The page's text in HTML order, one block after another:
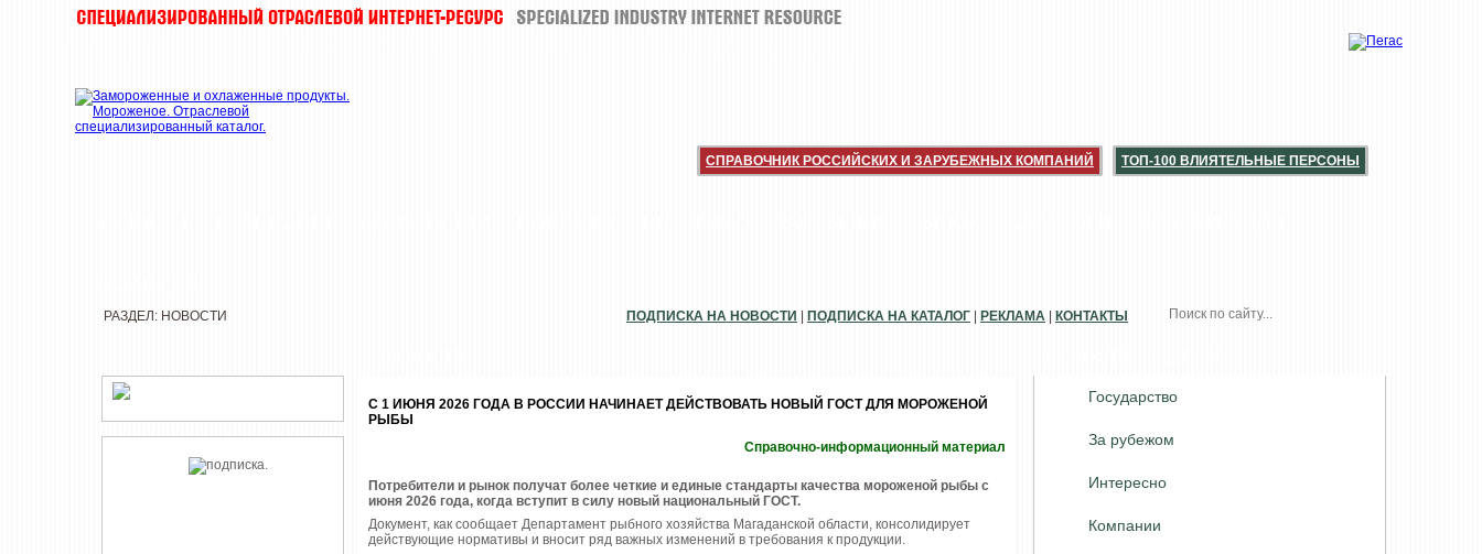
СПРАВОЧНИК РОССИЙСКИХ И ЗАРУБЕЖНЫХ КОМПАНИЙ ТОП-100 ВЛИЯТЕЛЬНЫЕ ПЕРСОНЫ
Государство
За рубежом
Интересно
Компании
РАЗДЕЛ: НОВОСТИ ПОДПИСКА НА НОВОСТИ ПОДПИСКА НА КАТАЛОГ РЕКЛАМА КОНТАКТЫ
С 1 ИЮНЯ 2026 ГОДА В РОССИИ НАЧИНАЕТ ДЕЙСТВОВАТЬ НОВЫЙ ГОСТ ДЛЯ МОРОЖЕНОЙ
РЫБЫ
Справочно-информационный материал
Потребители и рынок получат более четкие и единые стандарты качества мороженой рыбы с
июня 2026 года, когда вступит в силу новый национальный ГОСТ.
Документ, как сообщает Департамент рыбного хозяйства Магаданской области, консолидирует
действующие нормативы и вносит ряд важных изменений в требования к продукции.